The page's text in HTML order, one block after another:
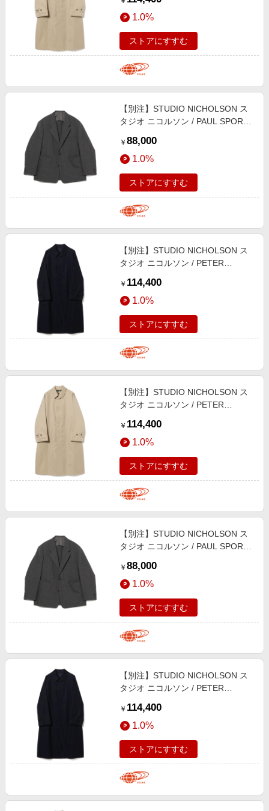
1.0%
ストアにすすむ
【別注】STUDIO NICHOLSON ス
タジオ ニコルソン / PAUL SPORTS
CHARCOAL MARL L
￥ 88,000
1.0%
ストアにすすむ
【別注】STUDIO NICHOLSON ス
タジオ ニコルソン / PETER
NAVY L
￥ 114,400
1.0%
ストアにすすむ
【別注】STUDIO NICHOLSON ス
タジオ ニコルソン / PETER
￥ 114,400
1.0%
ストアにすすむ
【別注】STUDIO NICHOLSON ス
タジオ ニコルソン / PAUL SPORTS
CHARCOAL MARL S
￥ 88,000
1.0%
ストアにすすむ
【別注】STUDIO NICHOLSON ス
タジオ ニコルソン / PETER
NAVY XS
￥ 114,400
1.0%
ストアにすすむ